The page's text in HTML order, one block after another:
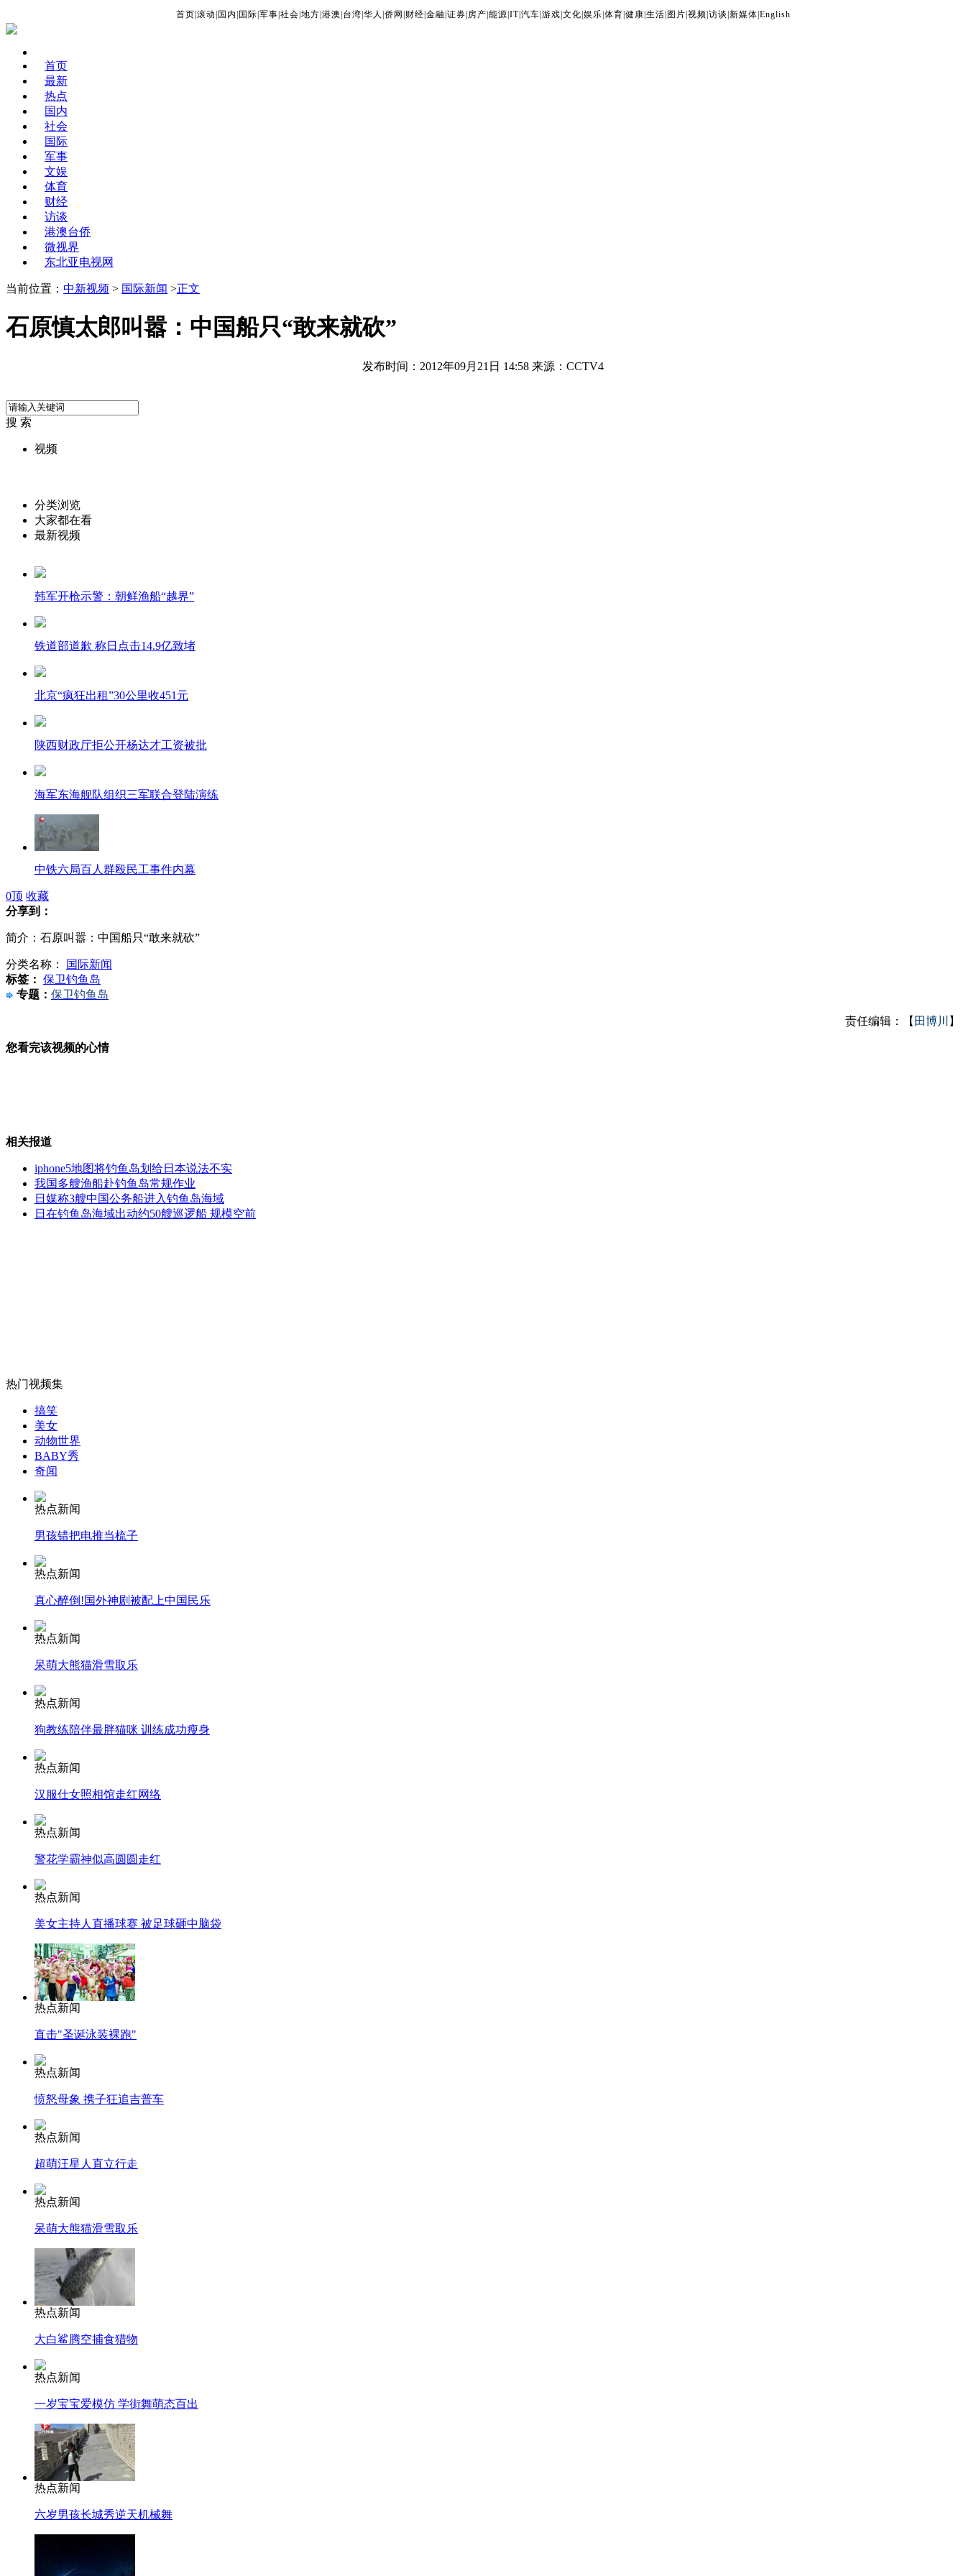
首页 滚动 国内 国际 军事 社会 地方 港澳 台湾 华人 侨网 财经 金融 证券 房产 能源 IT| 汽车 游戏 文化 娱乐 体育 健康 生活 图片 视频 访谈 新媒体 English
首页
最新
热点
国内
社会
国际
军事
文娱
体育
财经
访谈
港澳台侨
微视界
东北亚电视网
当前位置： 中新视频 > 国际新闻 >正文
石原慎太郎叫嚣：中国船只“敢来就砍”
发布时间：2012年09月21日 14:58 来源：CCTV4
搜 索
视频
分类浏览
大家都在看
最新视频
韩军开枪示警：朝鲜渔船“越界”
铁道部道歉 称日点击14.9亿致堵
北京“疯狂出租”30公里收451元
陕西财政厅拒公开杨达才工资被批
海军东海舰队组织三军联合登陆演练
中铁六局百人群殴民工事件内幕
中铁六局百人群殴民工事件 6人刑拘
“表哥”栽了：“微笑局长”被撤职
石原叫嚣:中国船只“敢来就砍”
山西运城恶犬咬伤多人 警民合力深夜将其击毙
外交部：有关国家言论片面不公正
安徽一实载49人客车翻车
走！跟着总书记去植树
消防员救轻生者
纽约上演“枕头大战”
司机酒驾遇交警 急速倒车逃窜
0顶 收藏
分享到：
简介：石原叫嚣：中国船只“敢来就砍”
分类名称：
国际新闻
标签： 保卫钓鱼岛
专题： 保卫钓鱼岛
责任编辑：【 田博川 】
您看完该视频的心情
相关报道
iphone5地图将钓鱼岛划给日本说法不实
我国多艘渔船赴钓鱼岛常规作业
日媒称3艘中国公务船进入钓鱼岛海域
日在钓鱼岛海域出动约50艘巡逻船 规模空前
热门视频集
搞笑
美女
动物世界
BABY秀
奇闻
热点新闻
男孩错把电推当梳子
热点新闻
真心醉倒!国外神剧被配上中国民乐
热点新闻
呆萌大熊猫滑雪取乐
热点新闻
狗教练陪伴最胖猫咪 训练成功瘦身
热点新闻
汉服仕女照相馆走红网络
热点新闻
警花学霸神似高圆圆走红
热点新闻
美女主持人直播球赛 被足球砸中脑袋
热点新闻
直击"圣诞泳装裸跑"
热点新闻
愤怒母象 携子狂追吉普车
热点新闻
超萌汪星人直立行走
热点新闻
呆萌大熊猫滑雪取乐
热点新闻
大白鲨腾空捕食猎物
热点新闻
一岁宝宝爱模仿 学街舞萌态百出
热点新闻
六岁男孩长城秀逆天机械舞